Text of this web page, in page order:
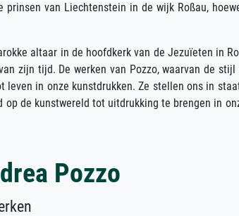
van Liechtenstein in de wijk Roßau,
altaar in de hoofdkerk van de Jezuïeten in
zijn tijd. De werken van Pozzo, waarvan de
in onze kunstdrukken. Ze stellen ons in
de kunstwereld tot uitdrukking te brengen in
Pozzo